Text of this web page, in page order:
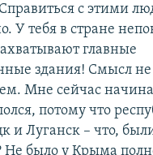
с этими
У тебя в стране
главные
здания! Смысл
Мне сейчас
потому что
и Луганск – что,
Не было у Крыма